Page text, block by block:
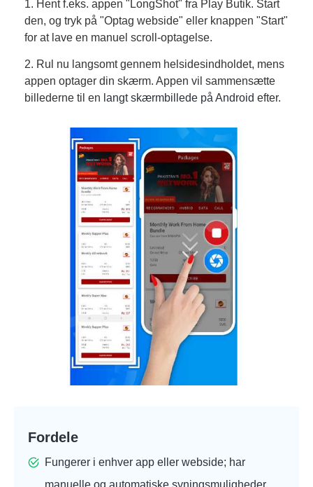
1. Hent f.eks. appen "LongShot" fra Play Butik. Start
den, og tryk på "Optag webside" eller knappen "Start"
for at lave en manuel scroll-optagelse.
2. Rul nu langsomt gennem helsidesindholdet, mens
appen optager din skærm. Appen vil sammensætte
billederne til en langt skærmbillede på Android efter.
Fordele
Fungerer i enhver app eller webside; har
manuelle og automatiske syningsmuligheder.